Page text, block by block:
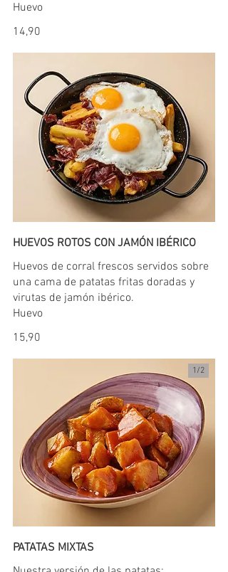
14,90
HUEVOS ROTOS CON JAMÓN IBÉRICO
Huevos de corral frescos servidos sobre
una cama de patatas fritas doradas y
virutas de jamón ibérico.
Huevo
15,90
PATATAS MIXTAS
1/2